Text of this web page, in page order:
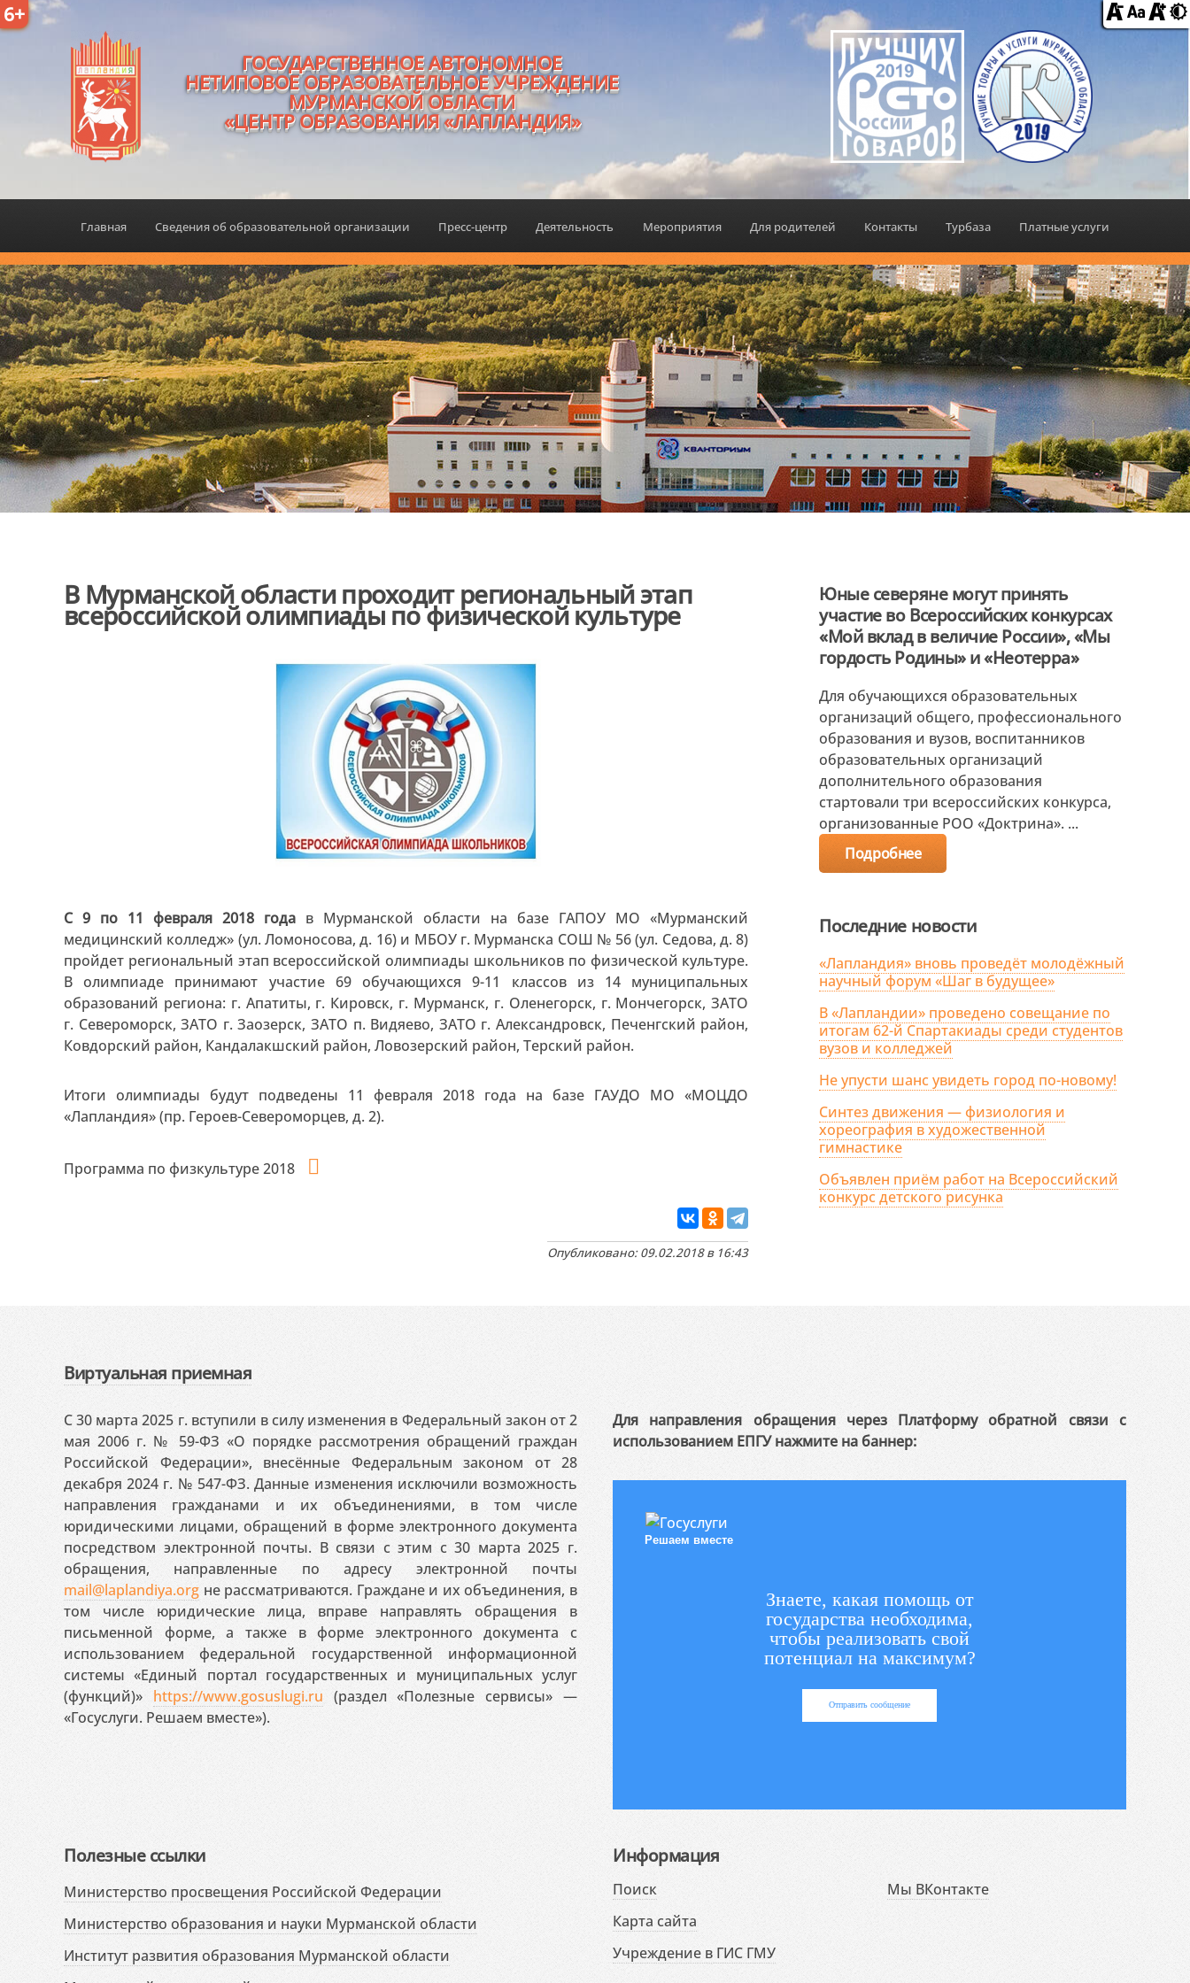
6+
ГОСУДАРСТВЕННОЕ АВТОНОМНОЕ
НЕТИПОВОЕ ОБРАЗОВАТЕЛЬНОЕ УЧРЕЖДЕНИЕ
МУРМАНСКОЙ ОБЛАСТИ
«ЦЕНТР ОБРАЗОВАНИЯ «ЛАПЛАНДИЯ»
Главная Сведения об образовательной организации Пресс-центр Деятельность Мероприятия Для родителей Контакты Турбаза Платные услуги
В Мурманской области проходит региональный этап
всероссийской олимпиады по физической культуре
С 9 по 11 февраля 2018 года в Мурманской области на базе ГАПОУ МО «Мурманский
медицинский колледж» (ул. Ломоносова, д. 16) и МБОУ г. Мурманска СОШ № 56 (ул. Седова, д. 8)
пройдет региональный этап всероссийской олимпиады школьников по физической культуре.
В олимпиаде принимают участие 69 обучающихся 9-11 классов из 14 муниципальных
образований региона: г. Апатиты, г. Кировск, г. Мурманск, г. Оленегорск, г. Мончегорск, ЗАТО
г. Североморск, ЗАТО г. Заозерск, ЗАТО п. Видяево, ЗАТО г. Александровск, Печенгский район,
Ковдорский район, Кандалакшский район, Ловозерский район, Терский район.
Итоги олимпиады будут подведены 11 февраля 2018 года на базе ГАУДО МО «МОЦДО
«Лапландия» (пр. Героев-Североморцев, д. 2).
Программа по физкультуре 2018
Опубликовано: 09.02.2018 в 16:43
Юные северяне могут принять
участие во Всероссийских конкурсах
«Мой вклад в величие России», «Мы
гордость Родины» и «Неотерра»
Для обучающихся образовательных
организаций общего, профессионального
образования и вузов, воспитанников
образовательных организаций
дополнительного образования
стартовали три всероссийских конкурса,
организованные РОО «Доктрина». ...
Подробнее
Последние новости
«Лапландия» вновь проведёт молодёжный
научный форум «Шаг в будущее»
В «Лапландии» проведено совещание по
итогам 62-й Спартакиады среди студентов
вузов и колледжей
Не упусти шанс увидеть город по-новому!
Синтез движения — физиология и
хореография в художественной
гимнастике
Объявлен приём работ на Всероссийский
конкурс детского рисунка
Виртуальная приемная
С 30 марта 2025 г. вступили в силу изменения в Федеральный закон от 2
мая 2006 г. № 59-ФЗ «О порядке рассмотрения обращений граждан
Российской Федерации», внесённые Федеральным законом от 28
декабря 2024 г. № 547-ФЗ. Данные изменения исключили возможность
направления гражданами и их объединениями, в том числе
юридическими лицами, обращений в форме электронного документа
посредством электронной почты. В связи с этим с 30 марта 2025 г.
обращения, направленные по адресу электронной почты
mail@laplandiya.org не рассматриваются. Граждане и их объединения, в
том числе юридические лица, вправе направлять обращения в
письменной форме, а также в форме электронного документа с
использованием федеральной государственной информационной
системы «Единый портал государственных и муниципальных услуг
(функций)» https://www.gosuslugi.ru (раздел «Полезные сервисы» —
«Госуслуги. Решаем вместе»).
Для направления обращения через Платформу обратной связи с
использованием ЕПГУ нажмите на баннер:
Решаем вместе
Знаете, какая помощь от
государства необходима,
чтобы реализовать свой
потенциал на максимум?
Отправить сообщение
Полезные ссылки
Министерство просвещения Российской Федерации
Министерство образования и науки Мурманской области
Институт развития образования Мурманской области
Информация
Поиск
Карта сайта
Учреждение в ГИС ГМУ
Мы ВКонтакте